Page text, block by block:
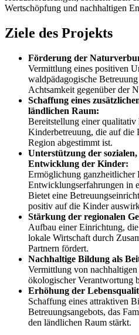
Wertschöpfung und nachhaltigen
Ziele des Projekts
Förderung der
Vermittlung eines positiven
waldpädagogische
Achtsamkeit gegenüber der
Schaffung eines
ländlichen Raum:
Bereitstellung einer
Kinderbetreuung, die auf die
Region abgestimmt ist.
Unterstützung der
Entwicklung der Kinder:
Ermöglichung ganzheitlicher
Entwicklungserfahrungen in
Bietet eine
positiv auf die Kinder
Stärkung der regionalen
Aufbau einer Einrichtung,
lokale Wirtschaft durch
Partnern fördert.
Nachhaltige Bildung als
Vermittlung von
ökologischer Verantwortung
Erhöhung der
Schaffung eines attraktiven
Betreuungsangebots, das
den ländlichen Raum stärkt.